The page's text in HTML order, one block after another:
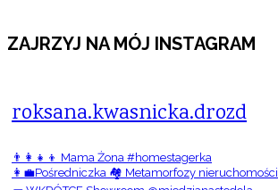
ZAJRZYJ NA MÓJ INSTAGRAM
roksana.kwasnicka.drozd
👨‍👩‍👧‍👦 Mama Żona #homestagerka
👩‍💼Pośredniczka 🏘️ Metamorfozy nieruchomości